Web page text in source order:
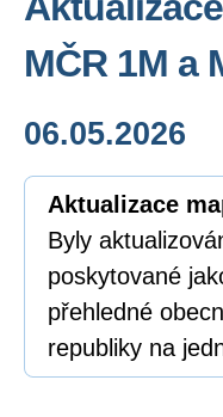
MČR 1M a
06.05.2026
Aktualizace
Byly
poskytované
přehledné
republiky na